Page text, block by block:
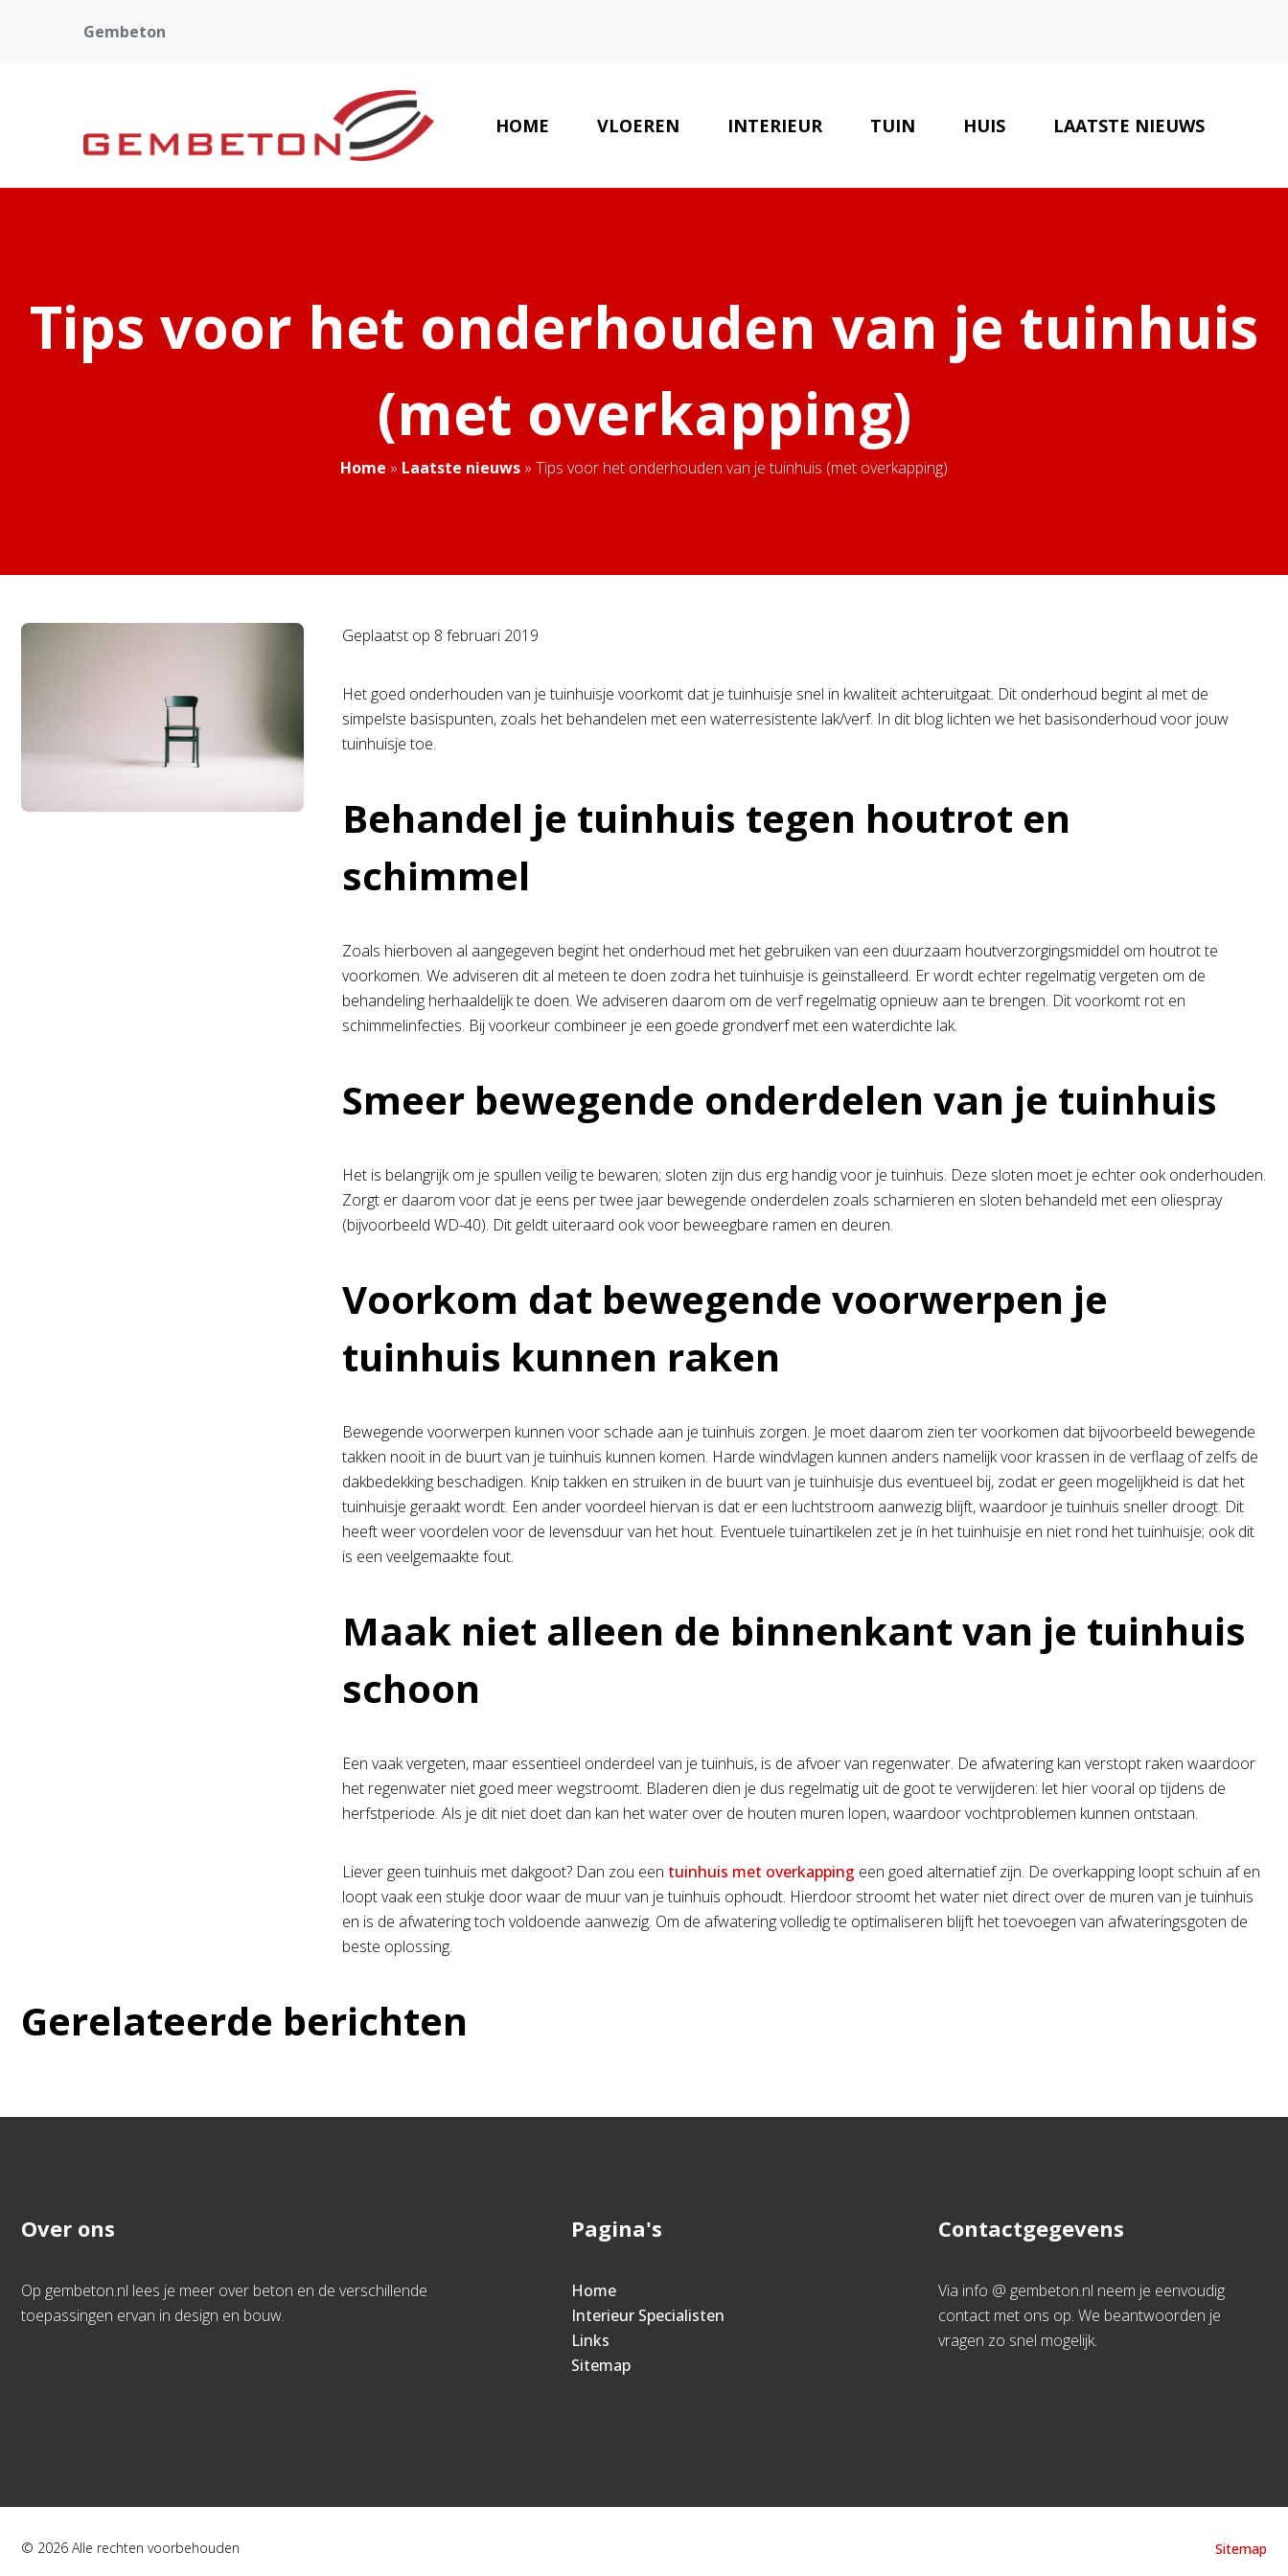
Gembeton
HOME VLOEREN INTERIEUR TUIN HUIS LAATSTE NIEUWS
Tips voor het onderhouden van je tuinhuis
(met overkapping)
Home » Laatste nieuws » Tips voor het onderhouden van je tuinhuis (met overkapping)
Geplaatst op 8 februari 2019
Het goed onderhouden van je tuinhuisje voorkomt dat je tuinhuisje snel in kwaliteit achteruitgaat. Dit onderhoud begint al met de
simpelste basispunten, zoals het behandelen met een waterresistente lak/verf. In dit blog lichten we het basisonderhoud voor jouw
tuinhuisje toe.
Behandel je tuinhuis tegen houtrot en
schimmel
Zoals hierboven al aangegeven begint het onderhoud met het gebruiken van een duurzaam houtverzorgingsmiddel om houtrot te
voorkomen. We adviseren dit al meteen te doen zodra het tuinhuisje is geïnstalleerd. Er wordt echter regelmatig vergeten om de
behandeling herhaaldelijk te doen. We adviseren daarom om de verf regelmatig opnieuw aan te brengen. Dit voorkomt rot en
schimmelinfecties. Bij voorkeur combineer je een goede grondverf met een waterdichte lak.
Smeer bewegende onderdelen van je tuinhuis
Het is belangrijk om je spullen veilig te bewaren; sloten zijn dus erg handig voor je tuinhuis. Deze sloten moet je echter ook onderhouden.
Zorgt er daarom voor dat je eens per twee jaar bewegende onderdelen zoals scharnieren en sloten behandeld met een oliespray
(bijvoorbeeld WD-40). Dit geldt uiteraard ook voor beweegbare ramen en deuren.
Voorkom dat bewegende voorwerpen je
tuinhuis kunnen raken
Bewegende voorwerpen kunnen voor schade aan je tuinhuis zorgen. Je moet daarom zien ter voorkomen dat bijvoorbeeld bewegende
takken nooit in de buurt van je tuinhuis kunnen komen. Harde windvlagen kunnen anders namelijk voor krassen in de verflaag of zelfs de
dakbedekking beschadigen. Knip takken en struiken in de buurt van je tuinhuisje dus eventueel bij, zodat er geen mogelijkheid is dat het
tuinhuisje geraakt wordt. Een ander voordeel hiervan is dat er een luchtstroom aanwezig blijft, waardoor je tuinhuis sneller droogt. Dit
heeft weer voordelen voor de levensduur van het hout. Eventuele tuinartikelen zet je ín het tuinhuisje en niet rond het tuinhuisje; ook dit
is een veelgemaakte fout.
Maak niet alleen de binnenkant van je tuinhuis
schoon
Een vaak vergeten, maar essentieel onderdeel van je tuinhuis, is de afvoer van regenwater. De afwatering kan verstopt raken waardoor
het regenwater niet goed meer wegstroomt. Bladeren dien je dus regelmatig uit de goot te verwijderen: let hier vooral op tijdens de
herfstperiode. Als je dit niet doet dan kan het water over de houten muren lopen, waardoor vochtproblemen kunnen ontstaan.
Liever geen tuinhuis met dakgoot? Dan zou een tuinhuis met overkapping een goed alternatief zijn. De overkapping loopt schuin af en
loopt vaak een stukje door waar de muur van je tuinhuis ophoudt. Hierdoor stroomt het water niet direct over de muren van je tuinhuis
en is de afwatering toch voldoende aanwezig. Om de afwatering volledig te optimaliseren blijft het toevoegen van afwateringsgoten de
beste oplossing.
Gerelateerde berichten
Over ons
Op gembeton.nl lees je meer over beton en de verschillende
toepassingen ervan in design en bouw.
Pagina's
Home
Interieur Specialisten
Links
Sitemap
Contactgegevens
Via info @ gembeton.nl neem je eenvoudig
contact met ons op. We beantwoorden je
vragen zo snel mogelijk.
© 2026 Alle rechten voorbehouden Sitemap